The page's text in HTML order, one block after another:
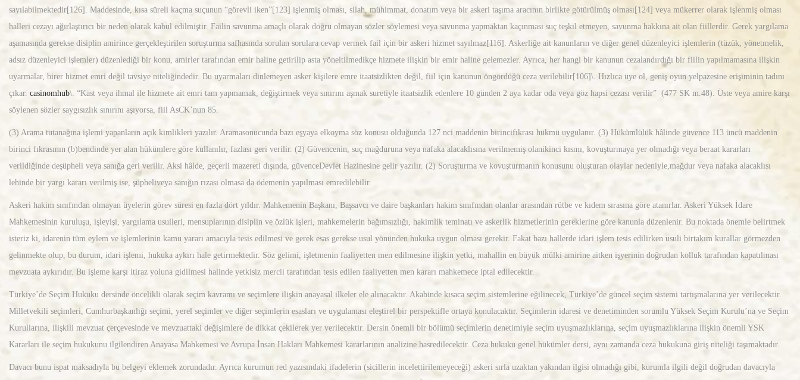
sayılabilmektedir[126]. Maddesinde, kısa süreli kaçma suçunun “görevli iken”[123] işlenmiş olması, silah, mühimmat, donatım veya bir askeri taşıma aracının birlikte götürülmüş olması[124] veya mükerrer olarak işlenmiş olması
halleri cezayı ağırlaştırıcı bir neden olarak kabul edilmiştir. Failin savunma amaçlı olarak doğru olmayan sözler söylemesi veya savunma yapmaktan kaçınması suç teşkil etmeyen, savunma hakkına ait olan fiillerdir. Gerek yargılama
aşamasında gerekse disiplin amirince gerçekleştirilen soruşturma safhasında sorulan sorulara cevap vermek fail için bir askeri hizmet sayılmaz[116]. Askerliğe ait kanunların ve diğer genel düzenleyici işlemlerin (tüzük, yönetmelik,
adsız düzenleyici işlemler) düzenlediği bir konu, amirler tarafından emir haline getirilip asta yöneltilmedikçe hizmete ilişkin bir emir haline gelemezler. Ayrıca, her hangi bir kanunun cezalandırdığı bir fiilin yapılmamasına ilişkin
uyarmalar, birer hizmet emri değil tavsiye niteliğindedir. Bu uyarmaları dinlemeyen asker kişilere emre itaatsizlikten değil, fiil için kanunun öngördüğü ceza verilebilir[106]\. Hızlıca üye ol, geniş oyun yelpazesine erişiminin tadını
çıkar. casinomhub\. “Kast veya ihmal ile hizmete ait emri tam yapmamak, değiştirmek veya sınırını aşmak suretiyle itaatsizlik edenlere 10 günden 2 aya kadar oda veya göz hapsi cezası verilir” (477 SK m.48). Üste veya amire karşı
söylenen sözler saygısızlık sınırını aşıyorsa, fiil AsCK’nun 85.
(3) Arama tutanağına işlemi yapanların açık kimlikleri yazılır. Aramasonucunda bazı eşyaya elkoyma söz konusu olduğunda 127 nci maddenin birincifıkrası hükmü uygulanır. (3) Hükümlülük hâlinde güvence 113 üncü maddenin
birinci fıkrasının (b)bendinde yer alan hükümlere göre kullanılır, fazlası geri verilir. (2) Güvencenin, suç mağduruna veya nafaka alacaklısına verilmemiş olanikinci kısmı, kovuşturmaya yer olmadığı veya beraat kararları
verildiğinde deşüpheli veya sanığa geri verilir. Aksi hâlde, geçerli mazereti dışında, güvenceDevlet Hazinesine gelir yazılır. (2) Soruşturma ve kovuşturmanın konusunu oluşturan olaylar nedeniyle,mağdur veya nafaka alacaklısı
lehinde bir yargı kararı verilmiş ise, şüpheliveya sanığın rızası olmasa da ödemenin yapılması emredilebilir.
Askeri hakim sınıfından olmayan üyelerin görev süresi en fazla dört yıldır. Mahkemenin Başkanı, Başsavcı ve daire başkanları hakim sınıfından olanlar arasından rütbe ve kıdem sırasına göre atanırlar. Askeri Yüksek İdare
Mahkemesinin kuruluşu, işleyişi, yargılama usulleri, mensuplarının disiplin ve özlük işleri, mahkemelerin bağımsızlığı, hakimlik teminatı ve askerlik hizmetlerinin gereklerine göre kanunla düzenlenir. Bu noktada önemle belirtmek
isteriz ki, idarenin tüm eylem ve işlemlerinin kamu yararı amacıyla tesis edilmesi ve gerek esas gerekse usul yönünden hukuka uygun olması gerekir. Fakat bazı hallerde idari işlem tesis edilirken usuli birtakım kurallar görmezden
gelinmekte olup, bu durum, idari işlemi, hukuka aykırı hale getirmektedir. Söz gelimi, işletmenin faaliyetten men edilmesine ilişkin yetki, mahallin en büyük mülki amirine aitken işyerinin doğrudan kolluk tarafından kapatılması
mevzuata aykırıdır. Bu işleme karşı itiraz yoluna gidilmesi halinde yetkisiz mercii tarafından tesis edilen faaliyetten men kararı mahkemece iptal edilecektir.
Türkiye’de Seçim Hukuku dersinde öncelikli olarak seçim kavramı ve seçimlere ilişkin anayasal ilkeler ele alınacaktır. Akabinde kısaca seçim sistemlerine eğilinecek, Türkiye’de güncel seçim sistemi tartışmalarına yer verilecektir.
Milletvekili seçimleri, Cumhurbaşkanlığı seçimi, yerel seçimler ve diğer seçimlerin esasları ve uygulaması eleştirel bir perspektifle ortaya konulacaktır. Seçimlerin idaresi ve denetiminden sorumlu Yüksek Seçim Kurulu’na ve Seçim
Kurullarına, ilişkili mevzuat çerçevesinde ve mevzuattaki değişimlere de dikkat çekilerek yer verilecektir. Dersin önemli bir bölümü seçimlerin denetimiyle seçim uyuşmazlıklarına, seçim uyuşmazlıklarına ilişkin önemli YSK
Kararları ile seçim hukukunu ilgilendiren Anayasa Mahkemesi ve Avrupa İnsan Hakları Mahkemesi kararlarının analizine hasredilecektir. Ceza hukuku genel hükümler dersi, aynı zamanda ceza hukukuna giriş niteliği taşımaktadır.
Davacı bunu ispat maksadıyla bu belgeyi eklemek zorundadır. Ayrıca kurumun red yazısındaki ifadelerin (sicillerin incelettirilemeyeceği) askeri sırla uzaktan yakından ilgisi olmadığı gibi, kurumla ilgili değil doğrudan davacıyla